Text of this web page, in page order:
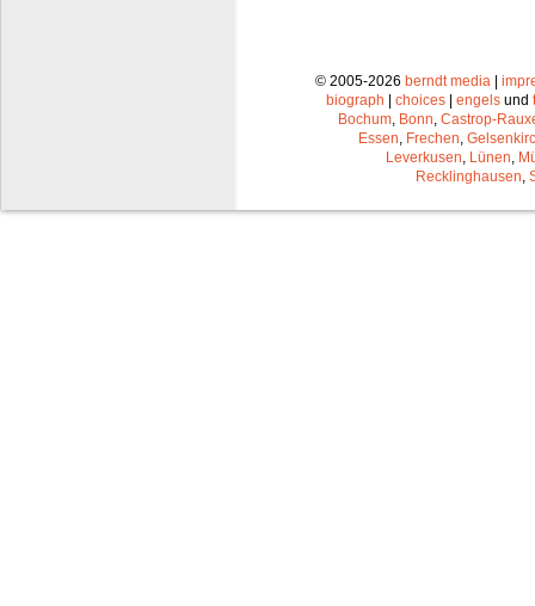
© 2005-2026 berndt media |
biograph | choices | engels und
Bochum Bonn Castrop-
Essen Frechen
Leverkusen Lünen
Recklinghausen